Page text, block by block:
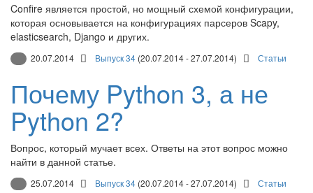
Confire является простой, но мощный схемой конфигурации,
которая основывается на конфигурациях парсеров Scapy,
elasticsearch, Django и других.
20.07.2014 Выпуск 34 (20.07.2014 - 27.07.2014) Статьи
Почему Python 3, а не
Python 2?
Вопрос, который мучает всех. Ответы на этот вопрос можно
найти в данной статье.
25.07.2014 Выпуск 34 (20.07.2014 - 27.07.2014) Статьи